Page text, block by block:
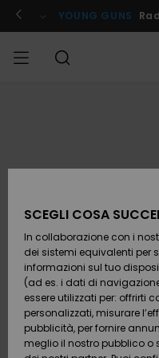
informazioni
prodotto
! YOUNG GUNS
e
Surf
e
Surf
Da
SURF
SNOW
Shop
Shop
OUTLET
SCEGLI COSA
In collaborazione con i
dei sistemi equivalenti per
informazioni sul tuo
(ad es. i dati di
essere utilizzati per: offrirti
personalizzati, misurare
pubblicità, per fornire
meglio il nostro pubblico o